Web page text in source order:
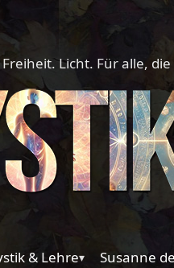
Licht. Für alle,
& Lehre▾ Susanne